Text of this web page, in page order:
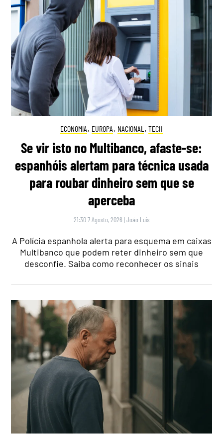
ECONOMIA, EUROPA , NACIONAL , TECH
Se vir isto no Multibanco, afaste-se:
espanhóis alertam para técnica usada
para roubar dinheiro sem que se
aperceba
21:30 7 Agosto, 2026 |João Luís
A Polícia espanhola alerta para esquema em caixas
Multibanco que podem reter dinheiro sem que
desconfie. Saiba como reconhecer os sinais